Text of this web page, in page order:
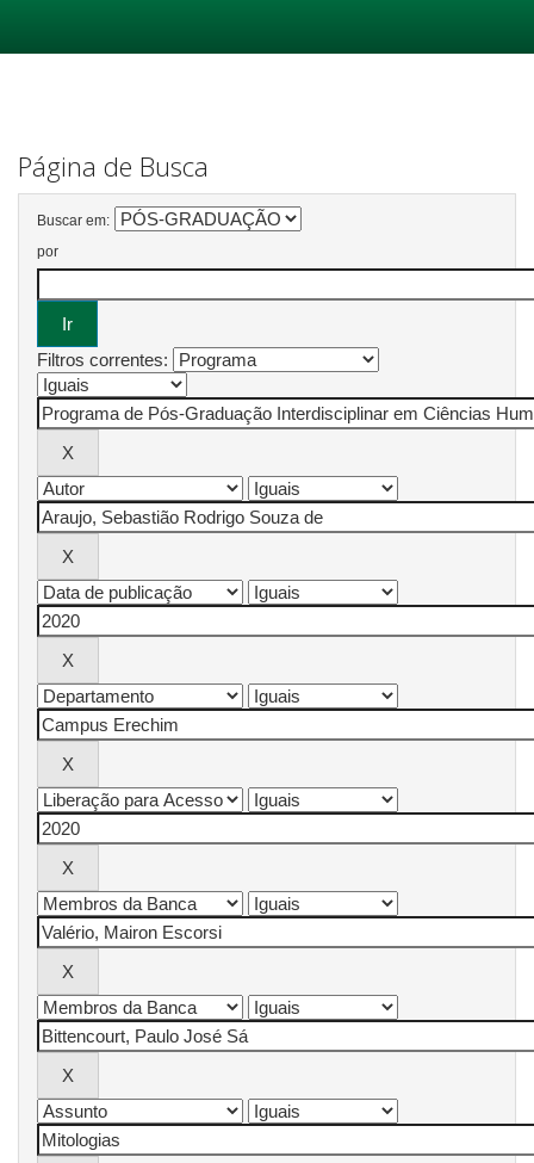
Página de Busca
Buscar em:
por
Filtros correntes: